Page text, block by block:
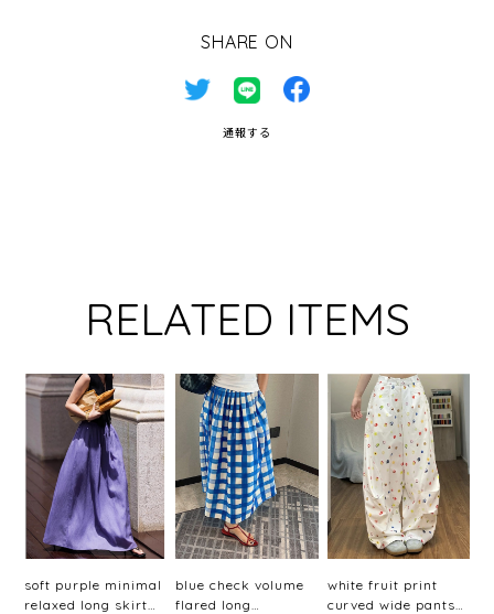
SHARE ON
通報する
RELATED ITEMS
soft purple minimal
relaxed long skirt
blue check volume
flared long
white fruit print
curved wide pants